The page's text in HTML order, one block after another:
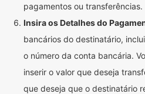
pagamentos ou transferências.
Insira os Detalhes do
bancários do destinatário,
o número da conta bancária.
inserir o valor que deseja
que deseja que o destinatário